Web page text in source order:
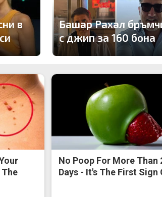
в
Башар Рахал
с джип за 160 бона
No Poop For More Than
Days - It's The First Sign